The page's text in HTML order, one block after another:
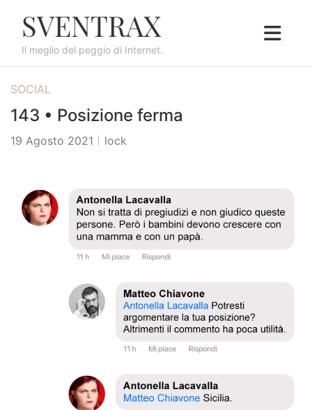
SVENTRAX
Il meglio del peggio di Internet.
SOCIAL
143 • Posizione ferma
19 Agosto 2021 lock